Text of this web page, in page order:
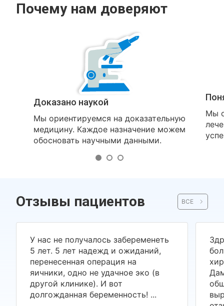
Почему нам доверяют
Доказано наукой
Мы ориентируемся на доказательную
медицину. Каждое назначение можем
обосновать научными данными.
Мы
Отзывы пациентов ВСЕ
У нас не получалось забеременеть
5 лет. 5 лет надежд и ожиданий,
перенесенная операция на
яичники, одно не удачное эко (в
другой клинике). И вот
долгожданная беременность! ...